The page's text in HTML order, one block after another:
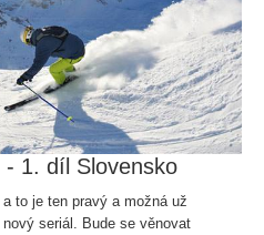
1. díl Slovensko
to je ten pravý a možná už
seriál. Bude se věnovat